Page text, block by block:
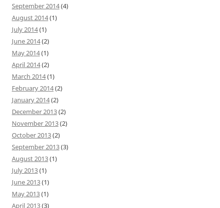
September 2014(4)
August 2014(1)
July 2014(1)
June 2014(2)
May 2014(1)
April 2014(2)
March 2014(1)
February 2014(2)
January 2014(2)
December 2013(2)
November 2013(2)
October 2013(2)
September 2013(3)
August 2013(1)
July 2013(1)
June 2013(1)
May 2013(1)
April 2013(3)